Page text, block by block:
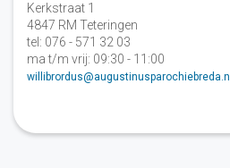
Kerkstraat 1
4847 RM Teteringen
tel: 076 - 571 32 03
ma t/m vrij: 09:30 - 11:00
willibrordus@augustinusparochiebreda.nl